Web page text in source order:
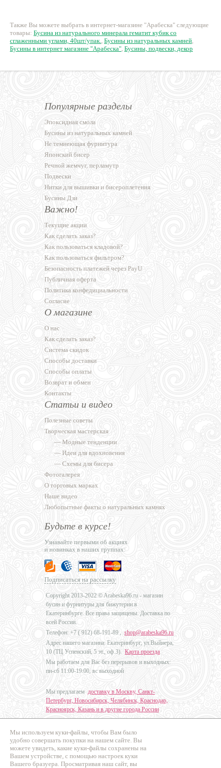
Мы используем куки-файлы, чтобы Вам было
удобно совершать покупки на нашем сайте. Вы
можете увидеть, какие куки-файлы сохранены на
Вашем устройстве, с помощью настроек куки
Вашего бразуера. Просматривая наш сайт, вы
Также Вы можете выбрать в интернет-магазине "Арабеска" следующие
товары: Бусина из натурального минерала гематит кубик со
сглаженными углами, 40шт/упак., Бусины из натуральных камней,
Бусины в интернет магазине "Арабеска", Бусины, подвески, декор
Популярные разделы
Эпоксидная смола
Бусины из натуральных камней
Не темнеющая фурнитура
Японский бисер
Речной жемчуг, перламутр
Подвески
Нитки для вышивки и бисероплетения
Бусины Дзи
Важно!
Текущие акции
Как сделать заказ?
Как пользоваться кладовой?
Как пользоваться фильтром?
Безопасность платежей через PayU
Публичная оферта
Политика конфедициальности
Согласие
О магазине
О нас
Как сделать заказ?
Система скидок
Способы доставки
Способы оплаты
Возврат и обмен
Контакты
Статьи и видео
Полезные советы
Творческая мастерская
— Модные тенденции
— Идеи для вдохновения
— Схемы для бисера
Фотогалерея
О торговых марках
Наше видео
Любопытные факты о натуральных камнях
Будьте в курсе!
Узнавайте первыми об акциях
и новинках в наших группах:
Подписаться на рассылку
Copyright 2013-2022 © Arabeska96.ru - магазин
бусин и фурнитуры для бижутерии в
Екатеринбурге. Все права защищены. Доставка по
всей России.
Телефон: +7 ( 912) 68-191-89 , shop@arabeska96.ru
Адрес нашего магазина: Екатеринбург, ул.Выйнера,
10 (ТЦ Успенский, 5 эт., оф.3). Карта проезда
Мы работаем для Вас без перерывов и выходных:
пн-сб 11:00-19:00, вс выходной
Мы предлагаем доставку в Москву, Санкт-
Петербург, Новосибирск, Челябинск, Краснодар,
Красноярск, Казань и в другие города России .
Дизайн - Наталья Мальцева
Продвижение сайтов
Промо Эксперт